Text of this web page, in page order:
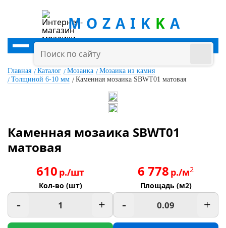
MOZAIK K A
Главная Каталог Мозаика
Мозаика из камня
Толщиной 6-10 мм
Каменная мозаика SBWT01 матовая
Каменная мозаика SBWT01
матовая
610 р./шт
Кол-во (шт)
- +
6 778 р./м2
Площадь (м2)
- +